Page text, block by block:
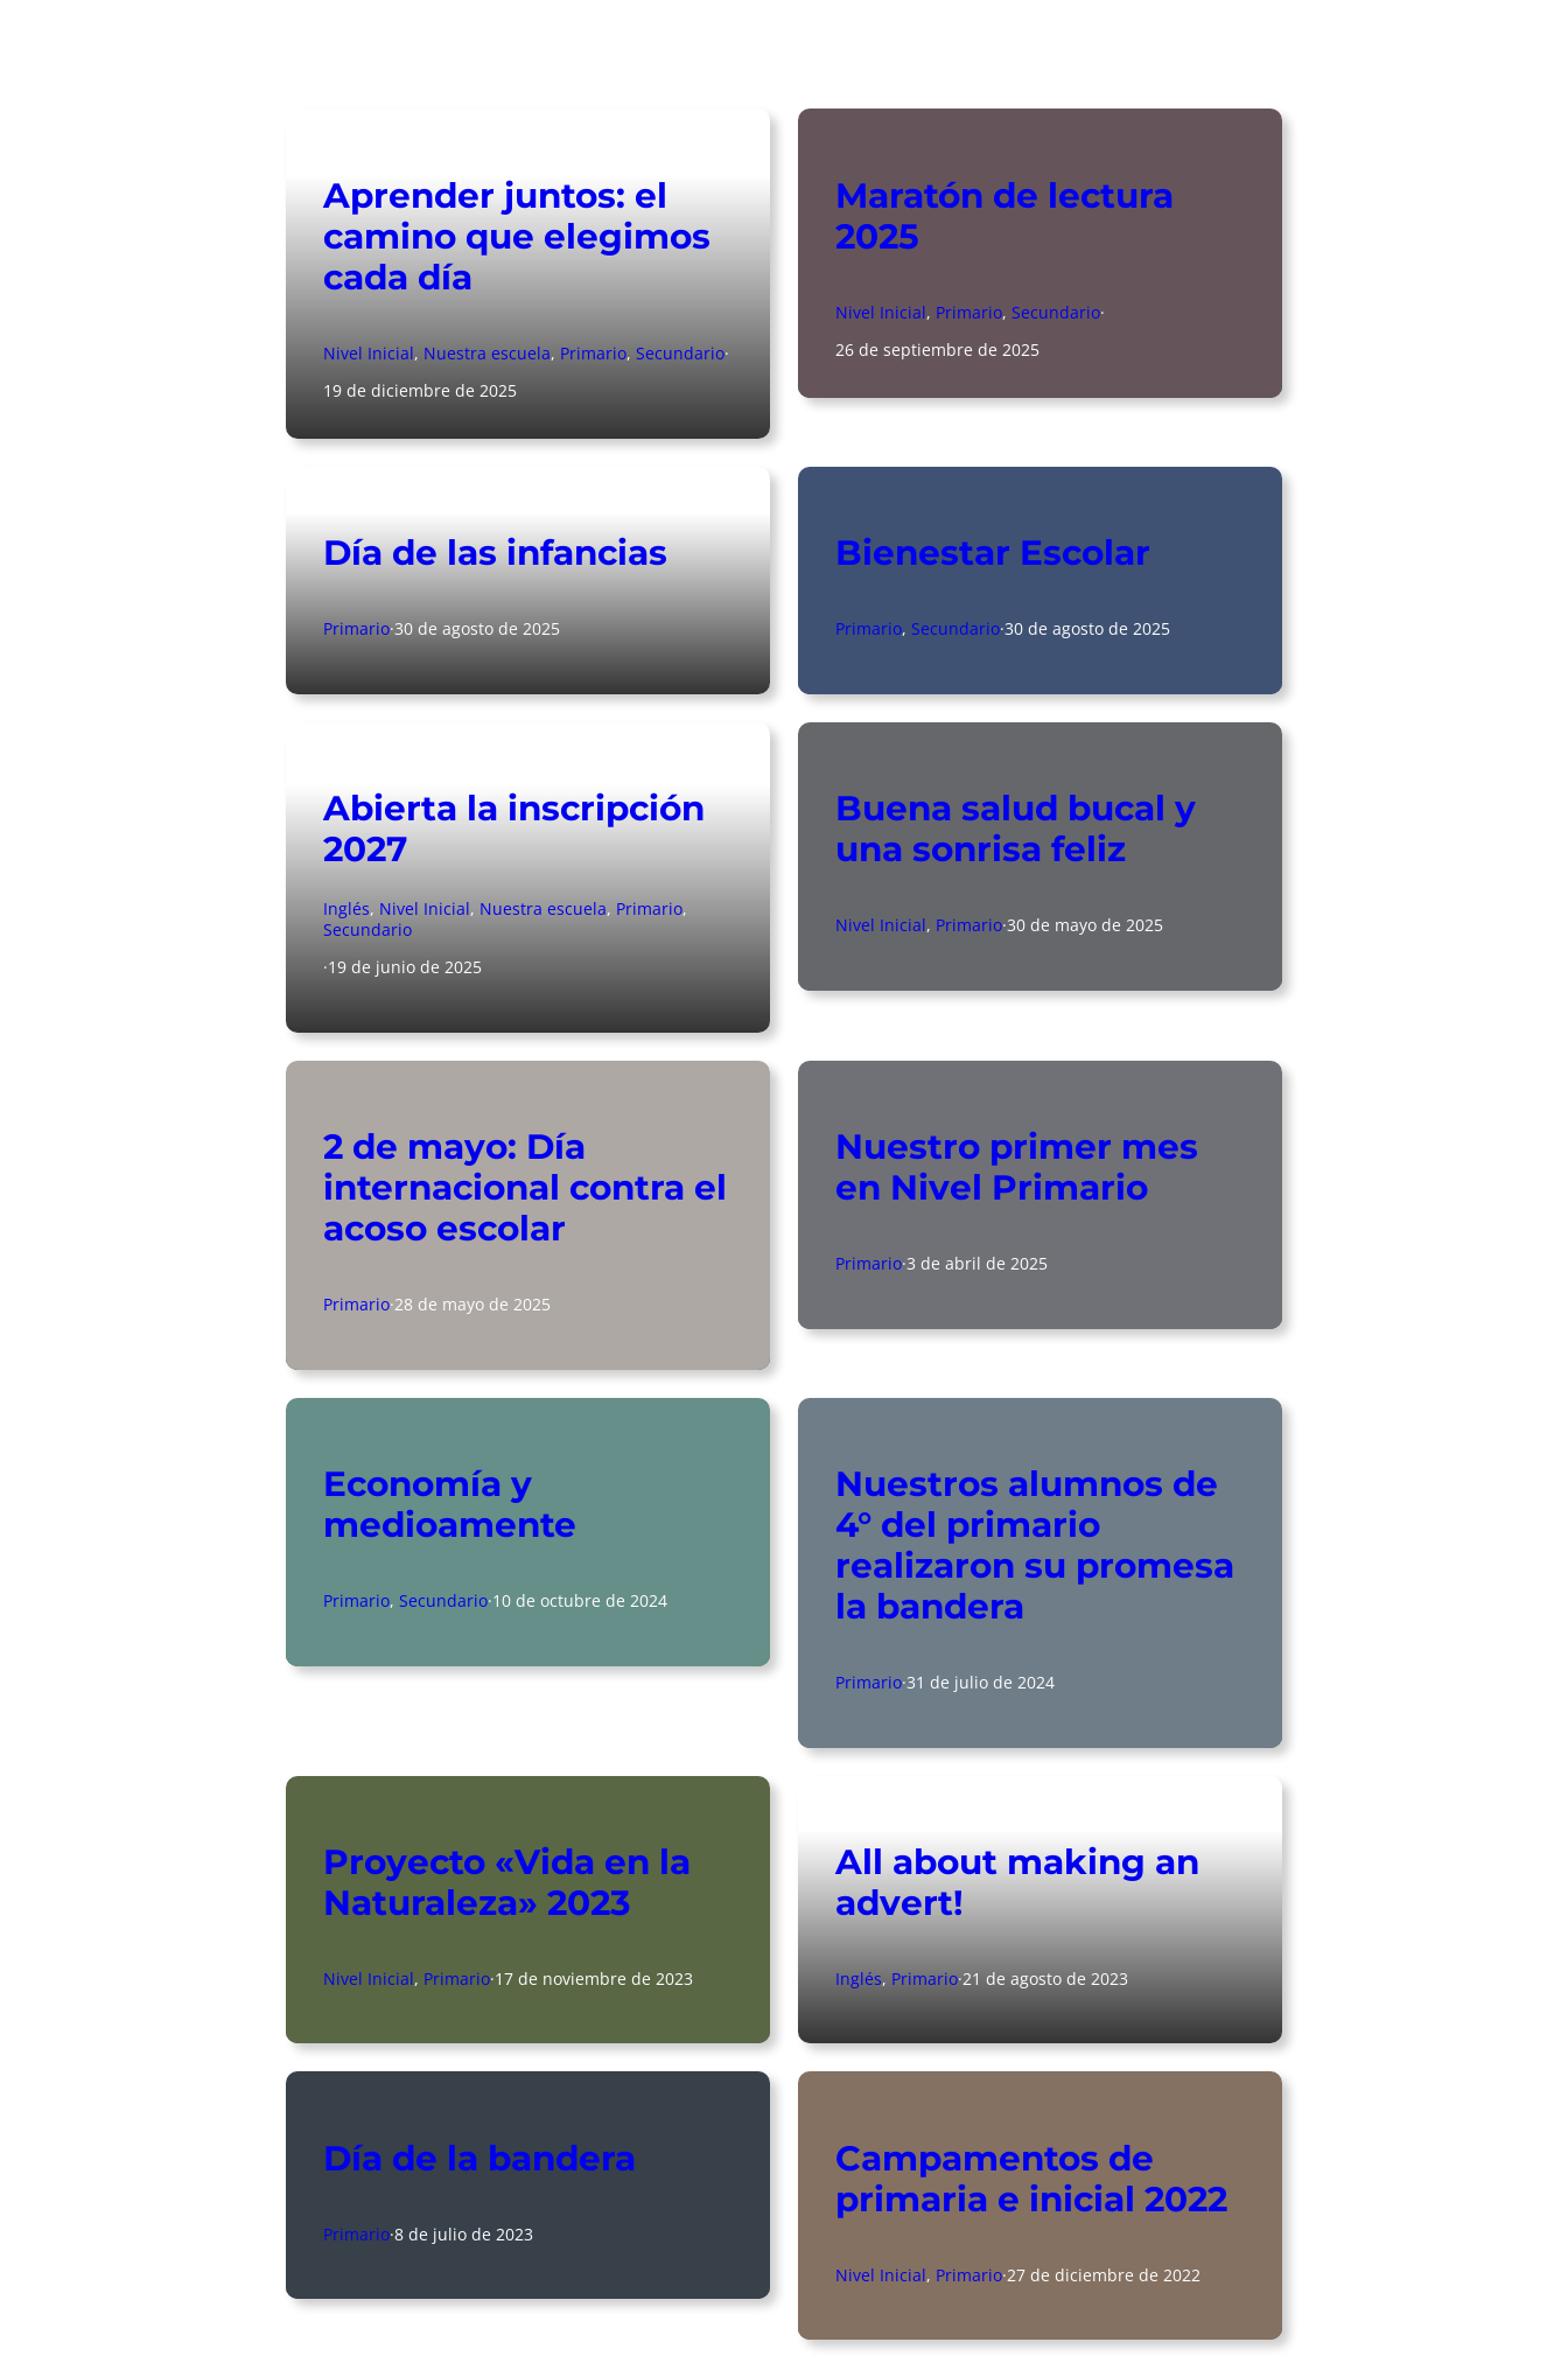
Aprender juntos: el
camino que elegimos
cada día
Nivel Inicial, Nuestra escuela, Primario, Secundario·
19 de diciembre de 2025
Maratón de lectura
2025
Nivel Inicial, Primario, Secundario·
26 de septiembre de 2025
Día de las infancias
Primario·30 de agosto de 2025
Bienestar Escolar
Primario, Secundario·30 de agosto de 2025
Abierta la inscripción
2027
Inglés, Nivel Inicial, Nuestra escuela, Primario
Secundario
·19 de junio de 2025
Buena salud bucal y
una sonrisa feliz
Nivel Inicial, Primario·30 de mayo de 2025
2 de mayo: Día
internacional contra el
acoso escolar
Primario·28 de mayo de 2025
Nuestro primer mes
en Nivel Primario
Primario·3 de abril de 2025
Economía y
medioamente
Primario, Secundario·10 de octubre de 2024
Nuestros alumnos de
4° del primario
realizaron su promesa
la bandera
Primario·31 de julio de 2024
Proyecto «Vida en la
Naturaleza» 2023
Nivel Inicial, Primario·17 de noviembre de 2023
All about making an
advert!
Inglés, Primario·21 de agosto de 2023
Día de la bandera
Primario·8 de julio de 2023
Campamentos de
primaria e inicial 2022
Nivel Inicial, Primario·27 de diciembre de 2022